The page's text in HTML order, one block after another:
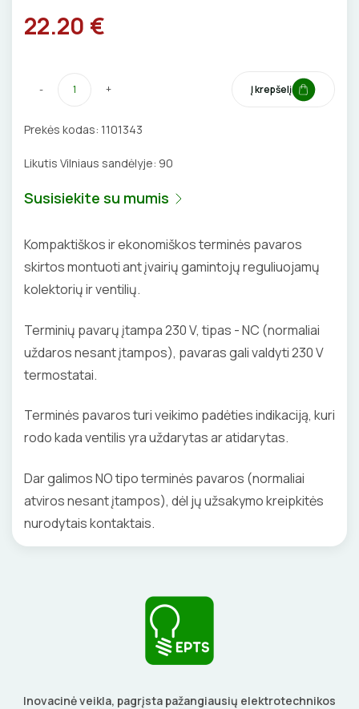
VENTILIATORIAI
BŪGNAI KABELIŲ VYNIOJIMUI
ETIKEČIŲ SPAUSDINTUVAI
LITAVIMO, KLIJAVIMO ĮRANKIAI
ELEKTRINIAI ĮRANKIAI
ŽYMEKLIAI
22.20 €
- + Į krepšelį
Prekės kodas: 1101343
Likutis Vilniaus sandėlyje: 90
Susisiekite su mumis
Kompaktiškos ir ekonomiškos terminės pavaros
skirtos montuoti ant įvairių gamintojų reguliuojamų
kolektorių ir ventilių.
Terminių pavarų įtampa 230 V, tipas - NC (normaliai
uždaros nesant įtampos), pavaras gali valdyti 230 V
termostatai.
Terminės pavaros turi veikimo padėties indikaciją, kuri
rodo kada ventilis yra uždarytas ar atidarytas.
Dar galimos NO tipo terminės pavaros (normaliai
atviros nesant įtampos), dėl jų užsakymo kreipkitės
nurodytais kontaktais.
Inovacinė veikla, pagrįsta pažangiausių elektrotechnikos